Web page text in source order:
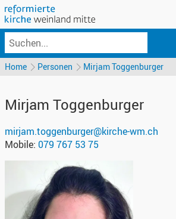
Home Personen Mirjam Toggenburger
Mirjam Toggenburger
mirjam.toggenburger@kirche-wm.ch
Mobile: 079 767 53 75